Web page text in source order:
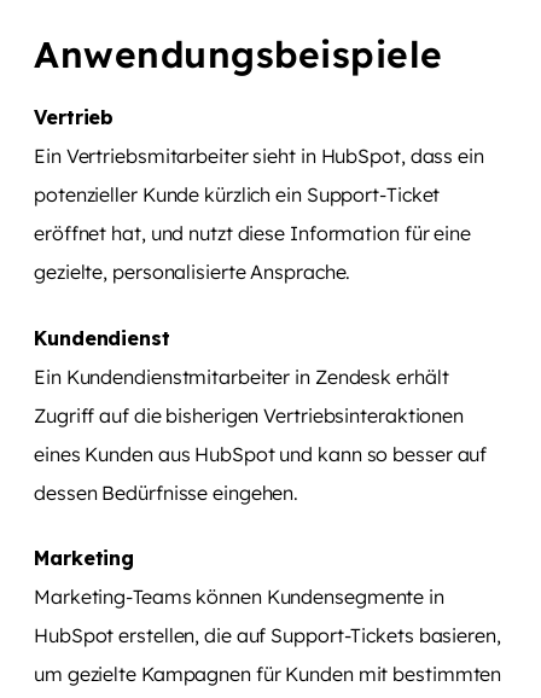
Anwendungsbeispiele
Vertrieb
Ein Vertriebsmitarbeiter sieht in HubSpot, dass ein
potenzieller Kunde kürzlich ein Support-Ticket
eröffnet hat, und nutzt diese Information für eine
gezielte, personalisierte Ansprache.
Kundendienst
Ein Kundendienstmitarbeiter in Zendesk erhält
Zugriff auf die bisherigen Vertriebsinteraktionen
eines Kunden aus HubSpot und kann so besser auf
dessen Bedürfnisse eingehen.
Marketing
Marketing-Teams können Kundensegmente in
HubSpot erstellen, die auf Support-Tickets basieren,
um gezielte Kampagnen für Kunden mit bestimmten